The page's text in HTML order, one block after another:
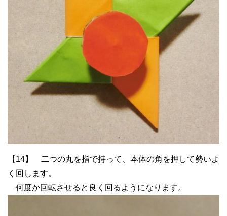
【14】 二つの丸を指で持って、本体の角を押して勢いよ
く回します。
何度か回転させると良く回るようになります。